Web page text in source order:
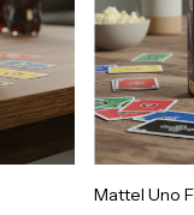
Mattel Uno